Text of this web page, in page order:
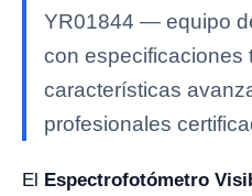
YR01844 — equipo
con especificaciones
características
profesionales
El Espectrofotómetro